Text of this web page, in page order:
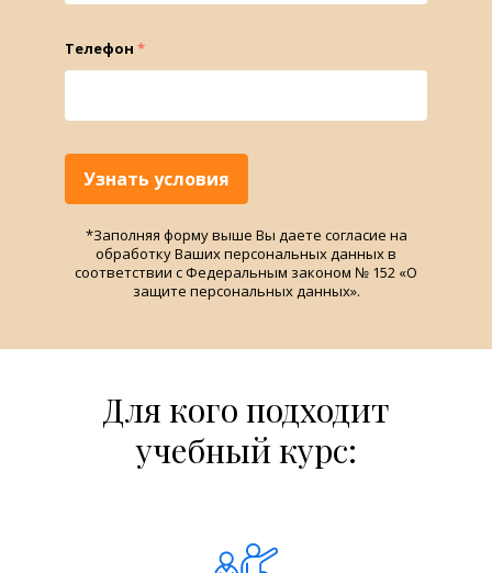
СПА салоны
Магазины спортивного
Эко туризм
Транспортные компании
условиями труда
Компании с обязательными
ежедневными медосмотрами
Телефон *
Узнать условия
*Заполняя форму выше Вы даете согласие на
обработку Ваших персональных данных в
соответствии с Федеральным законом № 152 «О
защите персональных данных».
Для кого подходит
учебный курс: